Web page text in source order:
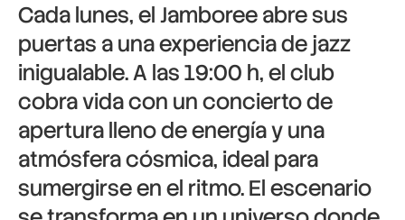
Cada lunes, el Jamboree abre sus
puertas a una experiencia de jazz
inigualable. A las 19:00 h, el club
cobra vida con un concierto de
apertura lleno de energía y una
atmósfera cósmica, ideal para
sumergirse en el ritmo. El escenario